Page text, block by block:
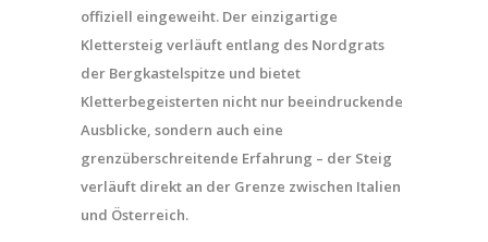
offiziell eingeweiht. Der einzigartige
Klettersteig verläuft entlang des Nordgrats
der Bergkastelspitze und bietet
Kletterbegeisterten nicht nur beeindruckende
Ausblicke, sondern auch eine
grenzüberschreitende Erfahrung – der Steig
verläuft direkt an der Grenze zwischen Italien
und Österreich.